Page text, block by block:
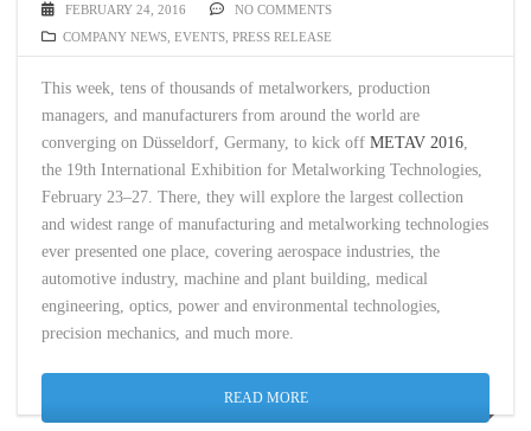
FEBRUARY 24, 2016
NO COMMENTS
COMPANY NEWS, EVENTS, PRESS RELEASE
This week, tens of thousands of metalworkers, production
managers, and manufacturers from around the world are
converging on Düsseldorf, Germany, to kick off METAV 2016,
the 19th International Exhibition for Metalworking Technologies,
February 23–27. There, they will explore the largest collection
and widest range of manufacturing and metalworking technologies
ever presented one place, covering aerospace industries, the
automotive industry, machine and plant building, medical
engineering, optics, power and environmental technologies,
precision mechanics, and much more.
READ MORE